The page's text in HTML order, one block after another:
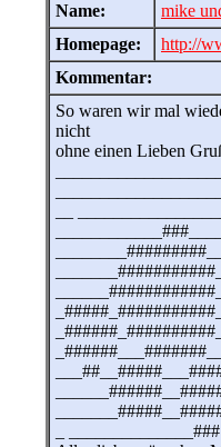
Name:
mike
Homepage:
http://
Kommentar:
So waren wir mal
nicht
ohne einen Lieben
_ ______________###